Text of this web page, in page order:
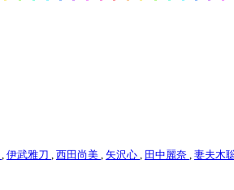
, 伊武雅刀 , 西田尚美 , 矢沢心 , 田中麗奈 , 妻夫木